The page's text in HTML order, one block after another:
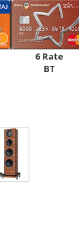
6 Rate
BT